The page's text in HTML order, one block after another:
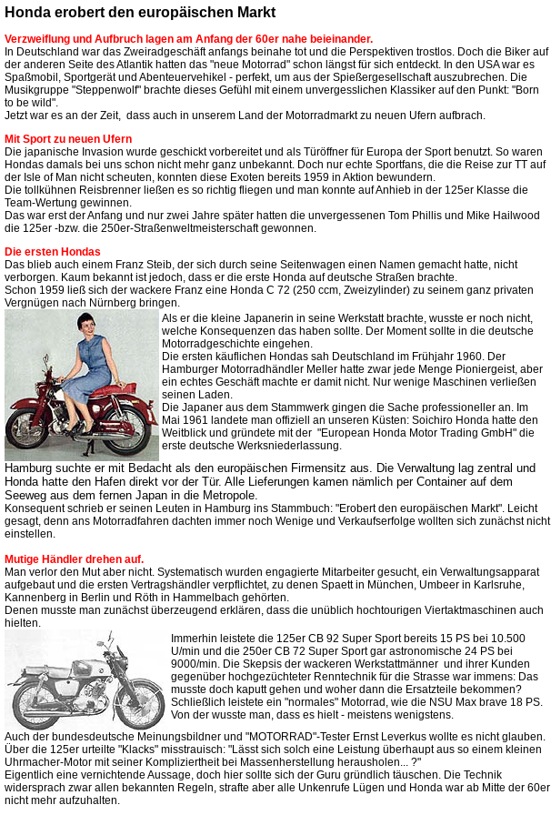
Honda erobert den europäischen Markt
Verzweiflung und Aufbruch lagen am Anfang der 60er nahe beieinander.
In Deutschland war das Zweiradgeschäft anfangs beinahe tot und die Perspektiven trostlos. Doch die Biker auf
der anderen Seite des Atlantik hatten das "neue Motorrad" schon längst für sich entdeckt. In den USA war es
Spaßmobil, Sportgerät und Abenteuervehikel - perfekt, um aus der Spießergesellschaft auszubrechen. Die
Musikgruppe "Steppenwolf" brachte dieses Gefühl mit einem unvergesslichen Klassiker auf den Punkt: "Born
to be wild".
Jetzt war es an der Zeit, dass auch in unserem Land der Motorradmarkt zu neuen Ufern aufbrach.
Mit Sport zu neuen Ufern
Die japanische Invasion wurde geschickt vorbereitet und als Türöffner für Europa der Sport benutzt. So waren
Hondas damals bei uns schon nicht mehr ganz unbekannt. Doch nur echte Sportfans, die die Reise zur TT auf
der Isle of Man nicht scheuten, konnten diese Exoten bereits 1959 in Aktion bewundern.
Die tollkühnen Reisbrenner ließen es so richtig fliegen und man konnte auf Anhieb in der 125er Klasse die
Team-Wertung gewinnen.
Das war erst der Anfang und nur zwei Jahre später hatten die unvergessenen Tom Phillis und Mike Hailwood
die 125er -bzw. die 250er-Straßenweltmeisterschaft gewonnen.
Die ersten Hondas
Das blieb auch einem Franz Steib, der sich durch seine Seitenwagen einen Namen gemacht hatte, nicht
verborgen. Kaum bekannt ist jedoch, dass er die erste Honda auf deutsche Straßen brachte.
Schon 1959 ließ sich der wackere Franz eine Honda C 72 (250 ccm, Zweizylinder) zu seinem ganz privaten
Vergnügen nach Nürnberg bringen.
Als er die kleine Japanerin in seine Werkstatt brachte, wusste er noch nicht,
welche Konsequenzen das haben sollte. Der Moment sollte in die deutsche
Motorradgeschichte eingehen.
Die ersten käuflichen Hondas sah Deutschland im Frühjahr 1960. Der
Hamburger Motorradhändler Meller hatte zwar jede Menge Pioniergeist, aber
ein echtes Geschäft machte er damit nicht. Nur wenige Maschinen verließen
seinen Laden.
Die Japaner aus dem Stammwerk gingen die Sache professioneller an. Im
Mai 1961 landete man offiziell an unseren Küsten: Soichiro Honda hatte den
Weitblick und gründete mit der "European Honda Motor Trading GmbH" die
erste deutsche Werksniederlassung.
Hamburg suchte er mit Bedacht als den europäischen Firmensitz aus. Die Verwaltung lag zentral und
Honda hatte den Hafen direkt vor der Tür. Alle Lieferungen kamen nämlich per Container auf dem
Seeweg aus dem fernen Japan in die Metropole.
Konsequent schrieb er seinen Leuten in Hamburg ins Stammbuch: "Erobert den europäischen Markt". Leicht
gesagt, denn ans Motorradfahren dachten immer noch Wenige und Verkaufserfolge wollten sich zunächst nicht
einstellen.
Mutige Händler drehen auf.
Man verlor den Mut aber nicht. Systematisch wurden engagierte Mitarbeiter gesucht, ein Verwaltungsapparat
aufgebaut und die ersten Vertragshändler verpflichtet, zu denen Spaett in München, Umbeer in Karlsruhe,
Kannenberg in Berlin und Röth in Hammelbach gehörten.
Denen musste man zunächst überzeugend erklären, dass die unüblich hochtourigen Viertaktmaschinen auch
hielten.
Immerhin leistete die 125er CB 92 Super Sport bereits 15 PS bei 10.500
U/min und die 250er CB 72 Super Sport gar astronomische 24 PS bei
9000/min. Die Skepsis der wackeren Werkstattmänner und ihrer Kunden
gegenüber hochgezüchteter Renntechnik für die Strasse war immens: Das
musste doch kaputt gehen und woher dann die Ersatzteile bekommen?
Schließlich leistete ein "normales" Motorrad, wie die NSU Max brave 18 PS.
Von der wusste man, dass es hielt - meistens wenigstens.
Auch der bundesdeutsche Meinungsbildner und "MOTORRAD"-Tester Ernst Leverkus wollte es nicht glauben.
Über die 125er urteilte "Klacks" misstrauisch: "Lässt sich solch eine Leistung überhaupt aus so einem kleinen
Uhrmacher-Motor mit seiner Kompliziertheit bei Massenherstellung herausholen... ?"
Eigentlich eine vernichtende Aussage, doch hier sollte sich der Guru gründlich täuschen. Die Technik
widersprach zwar allen bekannten Regeln, strafte aber alle Unkenrufe Lügen und Honda war ab Mitte der 60er
nicht mehr aufzuhalten.